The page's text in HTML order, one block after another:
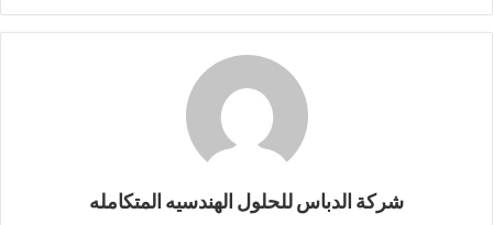
شركة الدباس للحلول الهندسيه المتكامله